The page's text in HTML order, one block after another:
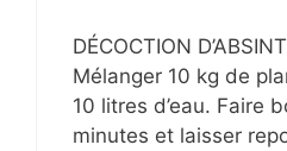
DÉCOCTION
Mélanger 10 kg de
10 litres d’eau. Faire
minutes et laisser